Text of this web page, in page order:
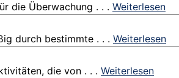
die Überwachung . . . Weiterlesen
durch bestimmte . . . Weiterlesen
die von . . . Weiterlesen